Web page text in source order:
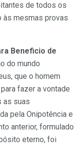
de todos os
às mesmas provas
Beneficio de
do mundo
que o homem
fazer a vontade
as suas
pela Onipotência e
anterior, formulado
eterno, foi